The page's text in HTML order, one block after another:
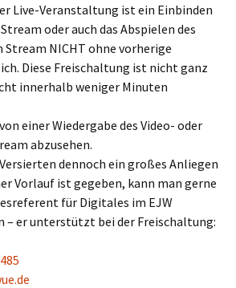
Live-Veranstaltung ist ein Einbinden
oder auch das Abspielen des
Stream NICHT ohne vorherige
Diese Freischaltung ist nicht ganz
innerhalb weniger Minuten
einer Wiedergabe des Video- oder
abzusehen.
dennoch ein großes Anliegen
Vorlauf ist gegeben, kann man gerne
für Digitales im EJW
– er unterstützt bei der Freischaltung: